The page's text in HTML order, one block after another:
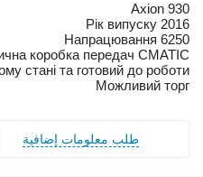
Axion 930
Рік випуску 2016
Напрацювання 6250
коробка передач CMATIC
стані та готовий до роботи
Можливий торг
طلب معلومات إضافية